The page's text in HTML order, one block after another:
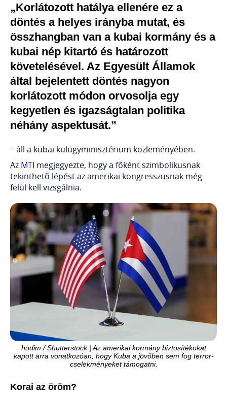
„Korlátozott hatálya ellenére ez a
döntés a helyes irányba mutat, és
összhangban van a kubai kormány és a
kubai nép kitartó és határozott
követelésével. Az Egyesült Államok
által bejelentett döntés nagyon
korlátozott módon orvosolja egy
kegyetlen és igazságtalan politika
néhány aspektusát.”
– áll a kubai külügyminisztérium közleményében.
Az MTI megjegyezte, hogy a főként szimbolikusnak
tekinthető lépést az amerikai kongresszusnak még
felül kell vizsgálnia.
hodim / Shutterstock | Az amerikai kormány biztosítékokat
kapott arra vonatkozóan, hogy Kuba a jövőben sem fog terror-
cselekményeket támogatni.
Korai az öröm?